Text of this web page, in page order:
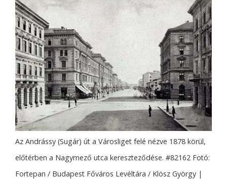
Az Andrássy (Sugár) út a Városliget felé nézve 1878 körül,
előtérben a Nagymező utca kereszteződése. #82162 Fotó:
Fortepan / Budapest Főváros Levéltára / Klösz György |